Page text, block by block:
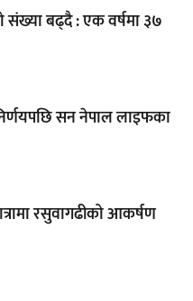
संख्या बढ्दै : एक वर्षमा ३७
सन नेपाल लाइफका
रसुवागढीको आकर्षण